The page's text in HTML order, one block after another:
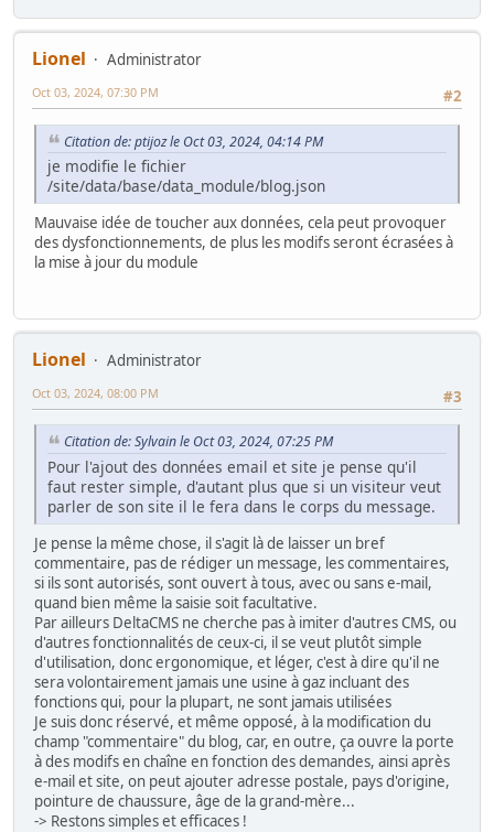
Lionel
Administrator
#2
Oct 03, 2024, 07:30 PM
Citation de: ptijoz le Oct 03, 2024, 04:14 PM
je modifie le fichier
/site/data/base/data_module/blog.json
Mauvaise idée de toucher aux données, cela peut provoquer
des dysfonctionnements, de plus les modifs seront écrasées à
la mise à jour du module
Lionel
Administrator
#3
Oct 03, 2024, 08:00 PM
Citation de: Sylvain le Oct 03, 2024, 07:25 PM
Pour l'ajout des données email et site je pense qu'il
faut rester simple, d'autant plus que si un visiteur veut
parler de son site il le fera dans le corps du message.
Je pense la même chose, il s'agit là de laisser un bref
commentaire, pas de rédiger un message, les commentaires,
si ils sont autorisés, sont ouvert à tous, avec ou sans e-mail,
quand bien même la saisie soit facultative.
Par ailleurs DeltaCMS ne cherche pas à imiter d'autres CMS, ou
d'autres fonctionnalités de ceux-ci, il se veut plutôt simple
d'utilisation, donc ergonomique, et léger, c'est à dire qu'il ne
sera volontairement jamais une usine à gaz incluant des
fonctions qui, pour la plupart, ne sont jamais utilisées
Je suis donc réservé, et même opposé, à la modification du
champ "commentaire" du blog, car, en outre, ça ouvre la porte
à des modifs en chaîne en fonction des demandes, ainsi après
e-mail et site, on peut ajouter adresse postale, pays d'origine,
pointure de chaussure, âge de la grand-mère...
-> Restons simples et efficaces !